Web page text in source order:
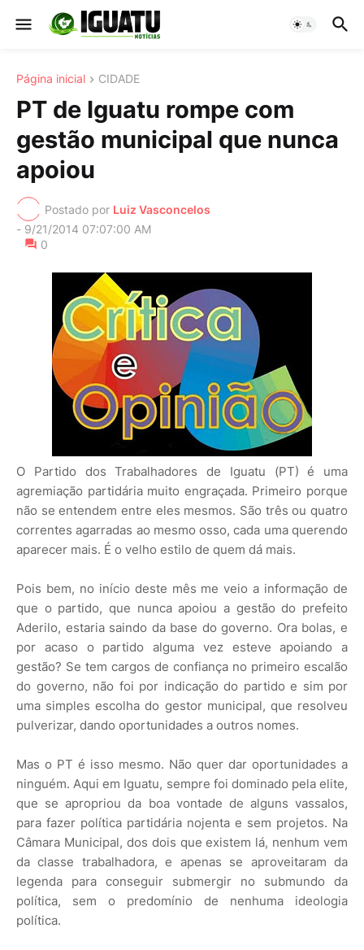
Página inicial CIDADE
PT de Iguatu rompe com
gestão municipal que nunca
apoiou
Postado por Luiz Vasconcelos
- 9/21/2014 07:07:00 AM
0
O Partido dos Trabalhadores de Iguatu (PT) é uma
agremiação partidária muito engraçada. Primeiro porque
não se entendem entre eles mesmos. São três ou quatro
correntes agarradas ao mesmo osso, cada uma querendo
aparecer mais. É o velho estilo de quem dá mais.
Pois bem, no início deste mês me veio a informação de
que o partido, que nunca apoiou a gestão do prefeito
Aderilo, estaria saindo da base do governo. Ora bolas, e
por acaso o partido alguma vez esteve apoiando a
gestão? Se tem cargos de confiança no primeiro escalão
do governo, não foi por indicação do partido e sim por
uma simples escolha do gestor municipal, que resolveu
pulverizar, dando oportunidades a outros nomes.
Mas o PT é isso mesmo. Não quer dar oportunidades a
ninguém. Aqui em Iguatu, sempre foi dominado pela elite,
que se apropriou da boa vontade de alguns vassalos,
para fazer política partidária nojenta e sem projetos. Na
Câmara Municipal, dos dois que existem lá, nenhum vem
da classe trabalhadora, e apenas se aproveitaram da
legenda para conseguir submergir no submundo da
política, sem o predomínio de nenhuma ideologia
política.